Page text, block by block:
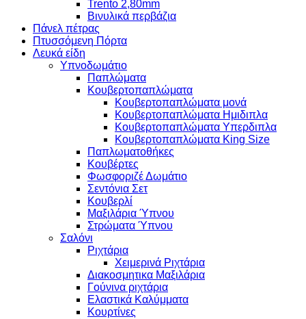
Trento 2,80mm
Βινυλικά περβάζια
Πάνελ πέτρας
Πτυσσόμενη Πόρτα
Λευκά είδη
Υπνοδωμάτιο
Παπλώματα
Κουβερτοπαπλώματα
Κουβερτοπαπλώματα μονά
Κουβερτοπαπλώματα Ημιδιπλα
Κουβερτοπαπλώματα Υπερδιπλα
Κουβερτοπαπλώματα King Size
Παπλωματοθήκες
Κουβέρτες
Φωσφοριζέ Δωμάτιο
Σεντόνια Σετ
Κουβερλί
Μαξιλάρια Ύπνου
Στρώματα Ύπνου
Σαλόνι
Ριχτάρια
Χειμερινά Ριχτάρια
Διακοσμητικα Μαξιλάρια
Γούνινα ριχτάρια
Ελαστικά Καλύμματα
Κουρτίνες